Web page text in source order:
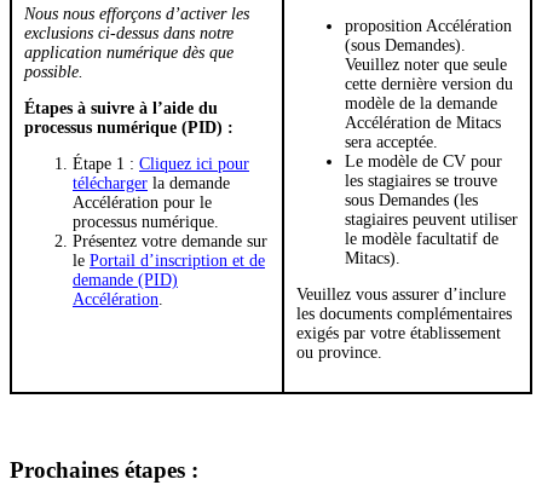
Nous nous efforçons d’activer les
exclusions ci-dessus dans notre
application numérique dès que
possible.
Étapes à suivre à l’aide du
processus numérique (PID) :
Étape 1 : Cliquez ici pour
télécharger la demande
Accélération pour le
processus numérique.
Présentez votre demande sur
le Portail d’inscription et de
demande (PID)
Accélération
proposition Accélération
(sous Demandes).
Veuillez noter que seule
cette dernière version du
modèle de la demande
Accélération de Mitacs
sera acceptée.
Le modèle de CV pour
les stagiaires se trouve
sous Demandes (les
stagiaires peuvent utiliser
le modèle facultatif de
Mitacs).
Veuillez vous assurer d’inclure
les documents complémentaires
exigés par votre établissement
ou province.
Prochaines étapes :